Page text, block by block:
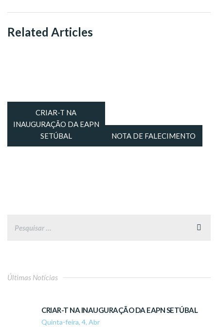
Related Articles
CRIAR-T NA
INAUGURAÇÃO DA EAPN
SETÚBAL
NOTA DE FALECIMENTO
Últimas Notícias
CRIAR-T NA INAUGURAÇÃO DA EAPN SETÚBAL
Quinta-feira, 4, Abr